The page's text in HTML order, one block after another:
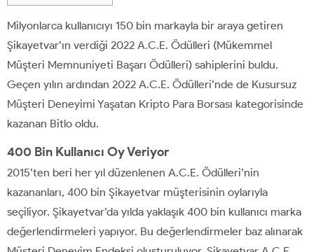
Milyonlarca kullanıcıyı 150 bin markayla bir araya getiren
Şikayetvar’ın verdiği 2022 A.C.E. Ödülleri (Mükemmel
Müşteri Memnuniyeti Başarı Ödülleri) sahiplerini buldu.
Geçen yılın ardından 2022 A.C.E. Ödülleri’nde de Kusursuz
Müşteri Deneyimi Yaşatan Kripto Para Borsası kategorisinde
kazanan Bitlo oldu.
400 Bin Kullanıcı Oy Veriyor
2015’ten beri her yıl düzenlenen A.C.E. Ödülleri’nin
kazananları, 400 bin Şikayetvar müşterisinin oylarıyla
seçiliyor. Şikayetvar’da yılda yaklaşık 400 bin kullanıcı marka
değerlendirmeleri yapıyor. Bu değerlendirmeler baz alınarak